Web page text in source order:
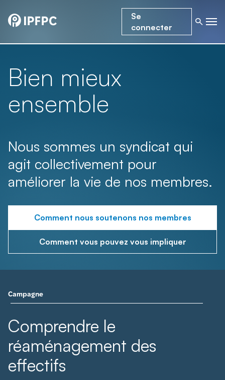
Se
connecter
Bien mieux
ensemble
Nous sommes un syndicat qui
agit collectivement pour
améliorer la vie de nos membres.
Comment nous soutenons nos membres
Comment vous pouvez vous impliquer
Campagne
Comprendre le
réaménagement des
effectifs